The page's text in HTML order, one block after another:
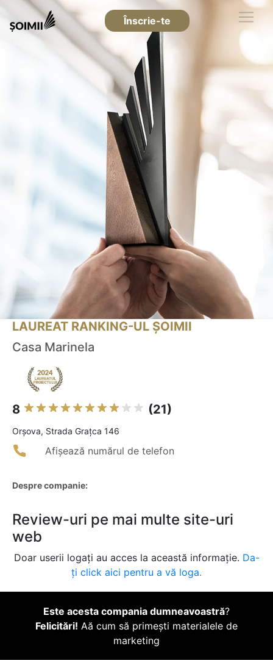
Înscrie-te
LAUREAT RANKING-UL ȘOIMII
Casa Marinela
8 (21)
Orşova, Strada Graţca 146
Afișează numărul de telefon
Despre companie:
Review-uri pe mai multe site-uri
web
Doar userii logați au acces la această informație. Da-
ți click aici pentru a vă loga.
Este acesta compania dumneavoastră?
Felicitări! Aă cum să primești materialele de
marketing